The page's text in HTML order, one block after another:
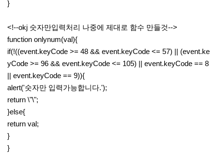
}
<!--okj 숫자만입력처리 나중에 제대로 함수 만들것-->
function onlynum(val){
if(!((event.keyCode >= 48 && event.keyCode <= 57) || (event.ke
yCode >= 96 && event.keyCode <= 105) || event.keyCode == 8
|| event.keyCode == 9)){
alert('숫자만 입력가능합니다.');
return \"\";
}else{
return val;
}
}